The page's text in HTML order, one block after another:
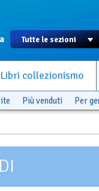
Libri collezionismo
Più venduti Per